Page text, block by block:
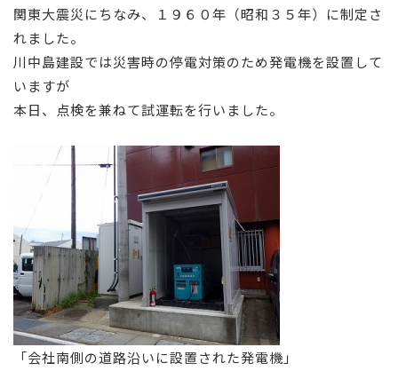
関東大震災にちなみ、１９６０年（昭和３５年）に制定さ
れました。
川中島建設では災害時の停電対策のため発電機を設置して
いますが
本日、点検を兼ねて試運転を行いました。
「会社南側の道路沿いに設置された発電機」